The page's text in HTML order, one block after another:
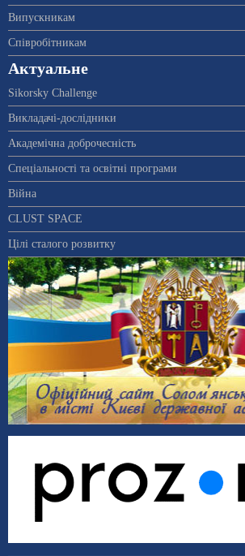
Випускникам
Співробітникам
Актуальне
Sikorsky Challenge
Викладачі-дослідники
Академічна доброчесність
Спеціальності та освітні програми
Війна
CLUST SPACE
Цілі сталого розвитку